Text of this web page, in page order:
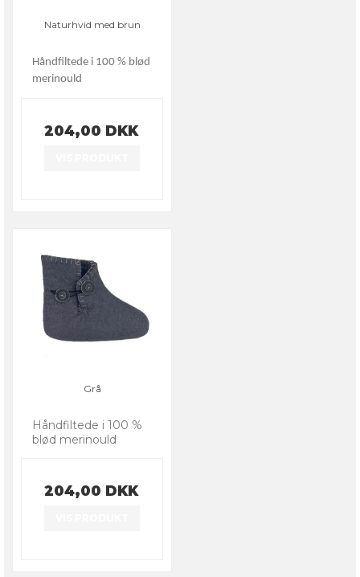
Naturhvid med brun
Håndfiltede i 100 % blød
merinould
204,00 DKK
Grå
Håndfiltede i 100 %
blød merinould
204,00 DKK